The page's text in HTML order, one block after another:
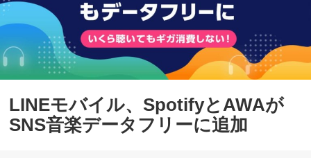
LINEモバイル、SpotifyとAWAが
SNS音楽データフリーに追加